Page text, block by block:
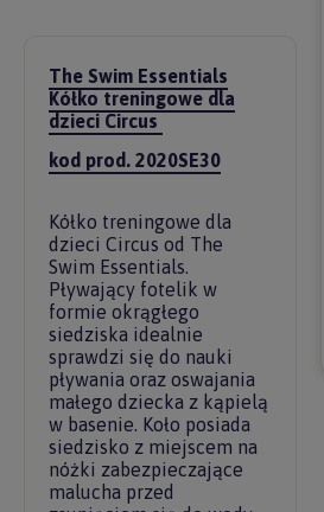
The Swim Essentials
Kółko treningowe dla
dzieci Circus
kod prod. 2020SE30
Kółko treningowe dla
dzieci Circus od The
Swim Essentials.
Pływający fotelik w
formie okrągłego
siedziska idealnie
sprawdzi się do nauki
pływania oraz oswajania
małego dziecka z kąpielą
w basenie. Koło posiada
siedzisko z miejscem na
nóżki zabezpieczające
malucha przed